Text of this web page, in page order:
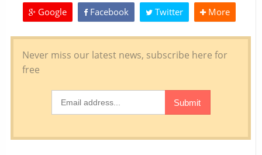
Google Facebook Twitter More